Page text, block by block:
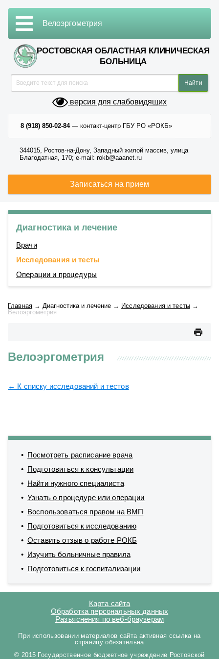
РОСТОВСКАЯ ОБЛАСТНАЯ КЛИНИЧЕСКАЯ
БОЛЬНИЦА
версия для слабовидящих
8 (918) 850-02-84— контакт-центр ГБУ РО «РОКБ»
344015, Ростов-на-Дону, Западный жилой массив, улица
Благодатная, 170; e-mail: rokb@aaanet.ru
Записаться на прием
Велоэргометрия
Диагностика и лечение
Врачи
Исследования и тесты
Операции и процедуры
Главная →Диагностика и лечение → Исследования и тесты →
Велоэргометрия
Велоэргометрия
← К списку исследований и тестов
Посмотреть расписание врача
Подготовиться к консультации
Найти нужного специалиста
Узнать о процедуре или операции
Воспользоваться правом на ВМП
Подготовиться к исследованию
Оставить отзыв о работе РОКБ
Изучить больничные правила
Подготовиться к госпитализации
Карта сайта
Обработка персональных данных
Разъяснения по веб-браузерам
При использовании материалов сайта активная ссылка на
страницу обязательна
© 2015 Государственное бюджетное учреждение Ростовской